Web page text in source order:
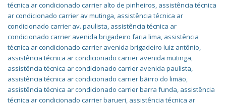
técnica ar condicionado carrier alto de pinheiros, assistência técnica
ar condicionado carrier av mutinga, assistência técnica ar
condicionado carrier av. paulista, assistência técnica ar
condicionado carrier avenida brigadeiro faria lima, assistência
técnica ar condicionado carrier avenida brigadeiro luiz antônio,
assistência técnica ar condicionado carrier avenida mutinga,
assistência técnica ar condicionado carrier avenida paulista,
assistência técnica ar condicionado carrier bãirro do limão,
assistência técnica ar condicionado carrier barra funda, assistência
técnica ar condicionado carrier barueri, assistência técnica ar